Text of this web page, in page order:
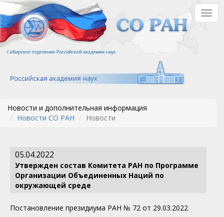
Перейти
к
основному
содержанию
Новости и дополнительная информация
Новости СО РАН
Новости
05.04.2022
Утвержден состав Комитета РАН по Программе
Организации Объединенных Наций по
окружающей среде
Постановление президиума РАН № 72 от 29.03.2022